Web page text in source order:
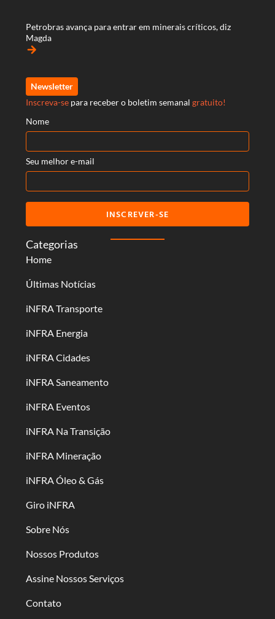
Categorias
Home
Últimas Notícias
iNFRA Transporte
iNFRA Energia
iNFRA Cidades
iNFRA Saneamento
iNFRA Eventos
iNFRA Na Transição
iNFRA Mineração
iNFRA Óleo & Gás
Giro iNFRA
Sobre Nós
Nossos Produtos
Assine Nossos Serviços
Contato
Petrobras avança para entrar em minerais críticos, diz
Magda
arrow_forward
Newsletter
Inscreva-se para receber o boletim semanal gratuito!
Nome
Seu melhor e-mail
INSCREVER-SE